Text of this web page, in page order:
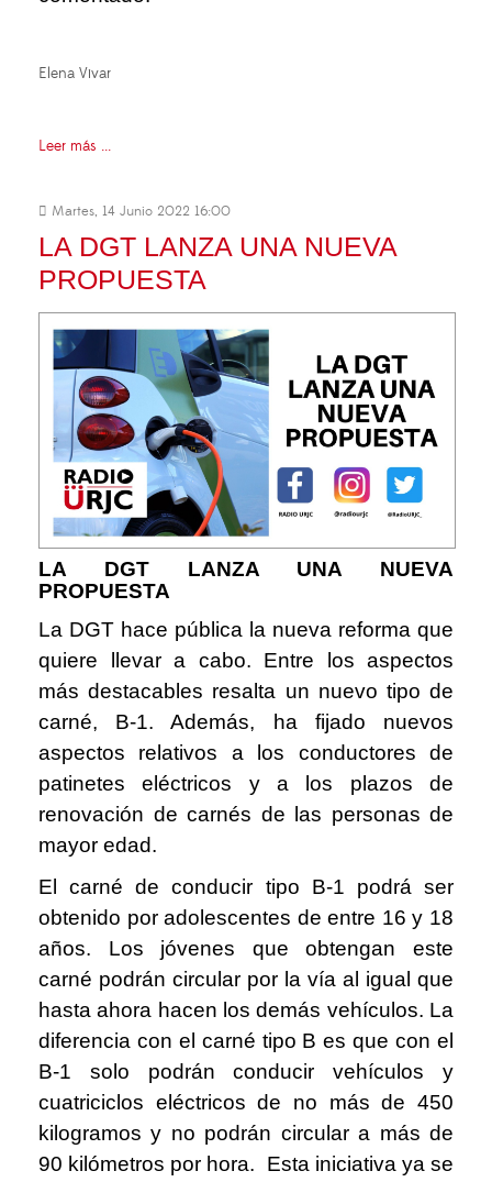
Elena Vivar
Leer más ...
Martes, 14 Junio 2022 16:00
LA DGT LANZA UNA NUEVA
PROPUESTA
LA DGT LANZA UNA NUEVA
PROPUESTA
La DGT hace pública la nueva reforma que
quiere llevar a cabo. Entre los aspectos
más destacables resalta un nuevo tipo de
carné, B-1. Además, ha fijado nuevos
aspectos relativos a los conductores de
patinetes eléctricos y a los plazos de
renovación de carnés de las personas de
mayor edad.
El carné de conducir tipo B-1 podrá ser
obtenido por adolescentes de entre 16 y 18
años. Los jóvenes que obtengan este
carné podrán circular por la vía al igual que
hasta ahora hacen los demás vehículos. La
diferencia con el carné tipo B es que con el
B-1 solo podrán conducir vehículos y
cuatriciclos eléctricos de no más de 450
kilogramos y no podrán circular a más de
90 kilómetros por hora. Esta iniciativa ya se